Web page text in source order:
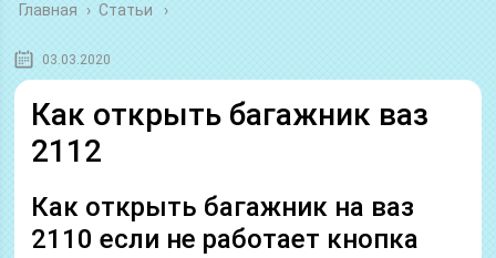
Главная › Статьи
03.03.2020
Как открыть багажник ваз
2112
Как открыть багажник на ваз
2110 если не работает кнопка